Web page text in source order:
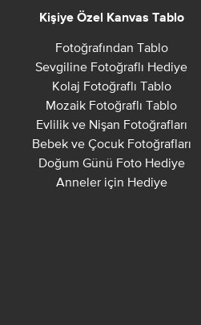
Kişiye Özel Kanvas Tablo
Fotoğrafından Tablo
Sevgiline Fotoğraflı Hediye
Kolaj Fotoğraflı Tablo
Mozaik Fotoğraflı Tablo
Evlilik ve Nişan Fotoğrafları
Bebek ve Çocuk Fotoğrafları
Doğum Günü Foto Hediye
Anneler için Hediye